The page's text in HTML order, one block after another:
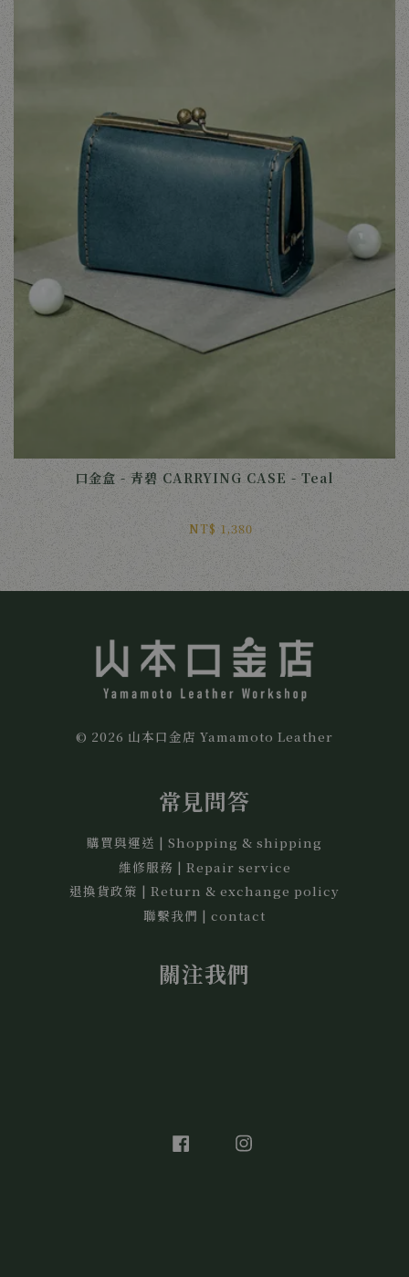
口金盒 - 青碧 CARRYING CASE - Teal
NT$ 1,380
© 2026 山本口金店 Yamamoto Leather
常見問答
購買與運送 | Shopping & shipping
維修服務 | Repair service
退換貨政策 | Return & exchange policy
聯繫我們 | contact
關注我們